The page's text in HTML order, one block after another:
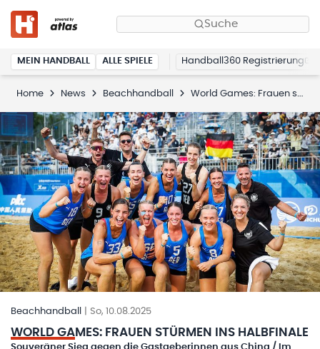
Suche
MEIN HANDBALL ALLE SPIELE Handball360 Registrierung
Home News Beachhandball World Games: Frauen stürmen ins Halbfinale
Beachhandball So, 10.08.2025
WORLD GAMES: FRAUEN STÜRMEN INS HALBFINALE
Souveräner Sieg gegen die Gastgeberinnen aus China / Im